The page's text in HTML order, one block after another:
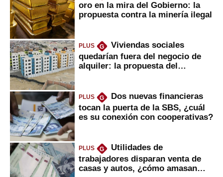
oro en la mira del Gobierno: la
propuesta contra la minería ilegal
PLUS G
Viviendas sociales
quedarían fuera del negocio de
alquiler: la propuesta del
PLUS G
Dos nuevas financieras
tocan la puerta de la SBS, ¿cuál
es su conexión con cooperativas?
PLUS G
Utilidades de
trabajadores disparan venta de
casas y autos, ¿cómo amasan